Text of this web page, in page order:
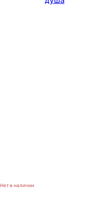
Нет в наличии